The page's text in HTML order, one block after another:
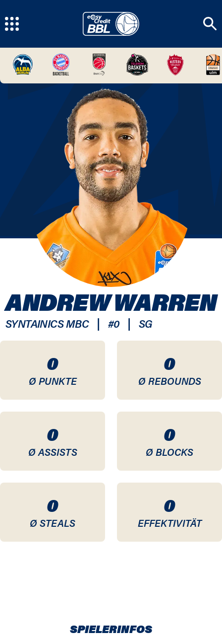
0
Ø PUNKTE
0
Ø REBOUNDS
0
Ø ASSISTS
0
Ø BLOCKS
0
Ø STEALS
0
EFFEKTIVITÄT
ANDREW WARREN
SYNTAINICS MBC | #0 | SG
SPIELERINFOS